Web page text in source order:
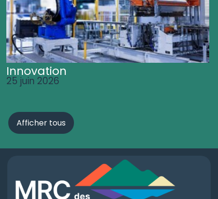
Innovation
25 juin 2026
Afficher tous